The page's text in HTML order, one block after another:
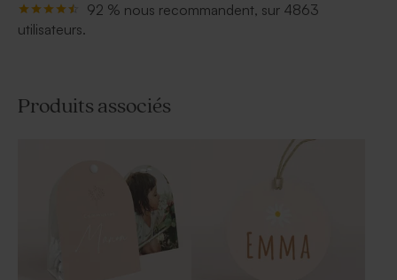
92 % nous recommandent, sur 4863
utilisateurs.
Produits associés